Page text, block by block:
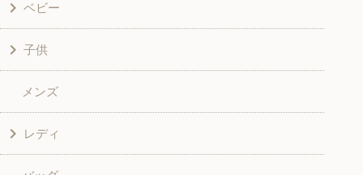
ベビー
洋服
和風衣類
グッズ
子供
ワンピース
シャツ・ブラウス
メンズ
レディ